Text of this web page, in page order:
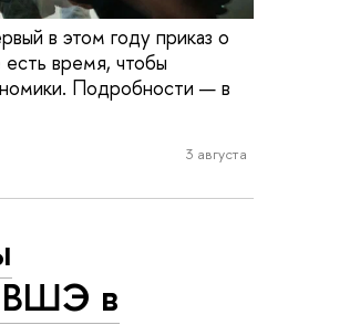
в этом году приказ о
время, чтобы
Подробности — в
3 августа
ВШЭ в